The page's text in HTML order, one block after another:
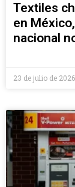
Textiles
en
nacional
23 de julio de 2026